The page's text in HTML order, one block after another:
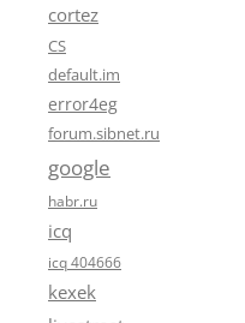
cortez
CS
default.im
error4eg
forum.sibnet.ru
google
habr.ru
icq
icq 404666
kexek